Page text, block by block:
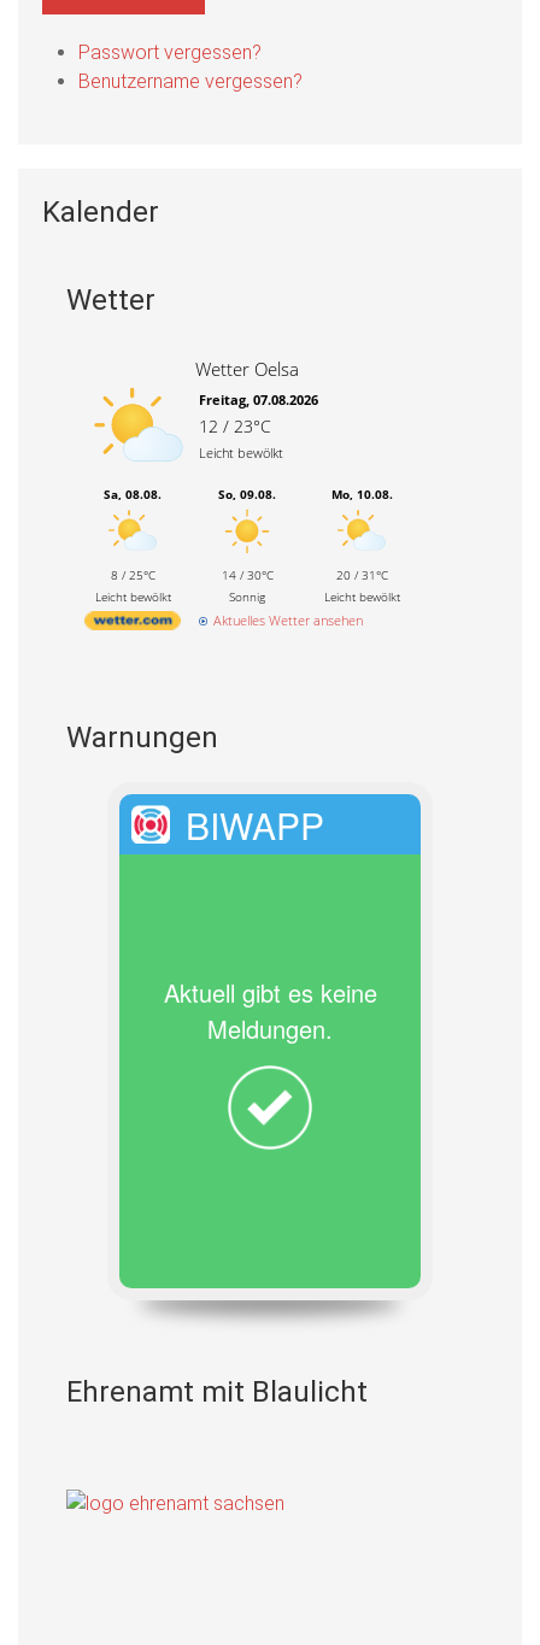
Passwort vergessen?
Benutzername vergessen?
Kalender
Wetter
Wetter Oelsa
Freitag, 07.08.2026
12 / 23°C
Leicht bewölkt
Sa, 08.08.
8 / 25°C
Leicht bewölkt
So, 09.08.
14 / 30°C
Sonnig
Mo, 10.08.
20 / 31°C
Leicht bewölkt
Aktuelles Wetter ansehen
Warnungen
BIWAPP
Aktuell gibt es keine
Meldungen.
Ehrenamt mit Blaulicht